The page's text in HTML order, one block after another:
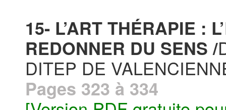
15- L’ART THÉRAPIE :
REDONNER DU SENS /
DITEP DE
Pages 323 à 334